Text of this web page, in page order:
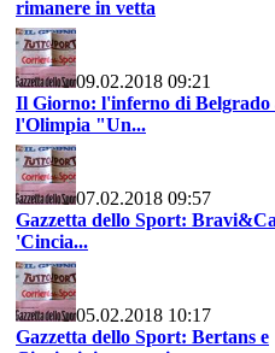
rimanere in vetta
09.02.2018 09:21
Il Giorno: l'inferno di Belgrado
l'Olimpia "Un...
07.02.2018 09:57
Gazzetta dello Sport:
'Cincia...
05.02.2018 10:17
Gazzetta dello Sport: Bertans e